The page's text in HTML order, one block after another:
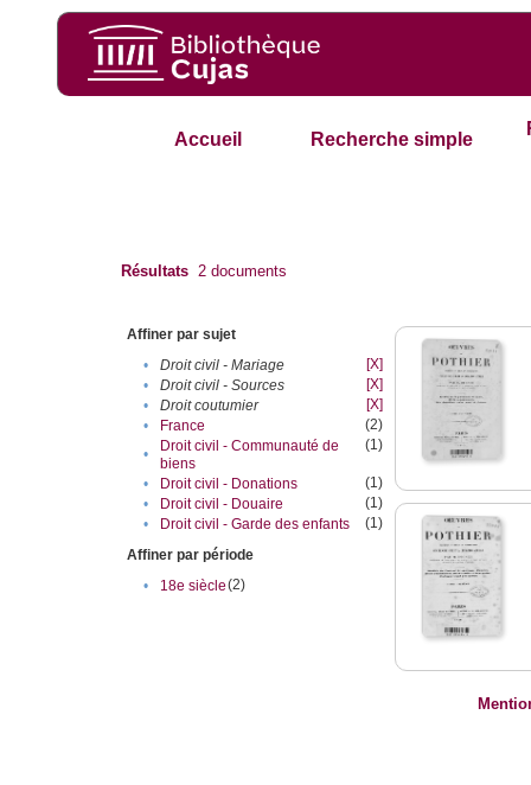
Accueil Recherche simple
Résultats 2 documents
Affiner par sujet
•
Droit civil - Mariage
[X]
•
Droit civil - Sources
[X]
•
Droit coutumier
[X]
•
France
(2)
•
Droit civil - Communauté de
biens
(1)
• Droit civil - Donations
(1)
•
Droit civil - Douaire
(1)
•
Droit civil - Garde des enfants
(1)
Affiner par période
•
18e siècle(2)